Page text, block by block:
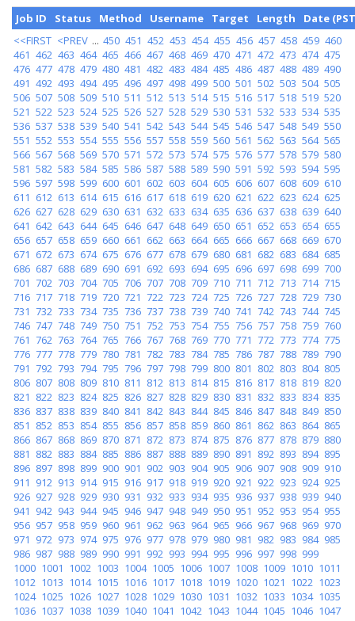
Job ID
Status Method Username Target Length
Date
<<FIRST <PREV ... 450 451 452 453 454 455 456 457 458 459 460
461 462 463 464 465 466 467 468 469 470 471 472 473 474 475
476 477 478 479 480 481 482 483 484 485 486 487 488 489 490
491 492 493 494 495 496 497 498 499 500 501 502 503 504 505
506 507 508 509 510 511 512 513 514 515 516 517 518 519 520
521 522 523 524 525 526 527 528 529 530 531 532 533 534 535
536 537 538 539 540 541 542 543 544 545 546 547 548 549 550
551 552 553 554 555 556 557 558 559 560 561 562 563 564 565
566 567 568 569 570 571 572 573 574 575 576 577 578 579 580
581 582 583 584 585 586 587 588 589 590 591 592 593 594 595
596 597 598 599 600 601 602 603 604 605 606 607 608 609 610
611 612 613 614 615 616 617 618 619 620 621 622 623 624 625
626 627 628 629 630 631 632 633 634 635 636 637 638 639 640
641 642 643 644 645 646 647 648 649 650 651 652 653 654 655
656 657 658 659 660 661 662 663 664 665 666 667 668 669 670
671 672 673 674 675 676 677 678 679 680 681 682 683 684 685
686 687 688 689 690 691 692 693 694 695 696 697 698 699 700
701 702 703 704 705 706 707 708 709 710 711 712 713 714 715
716 717 718 719 720 721 722 723 724 725 726 727 728 729 730
731 732 733 734 735 736 737 738 739 740 741 742 743 744 745
746 747 748 749 750 751 752 753 754 755 756 757 758 759 760
761 762 763 764 765 766 767 768 769 770 771 772 773 774 775
776 777 778 779 780 781 782 783 784 785 786 787 788 789 790
791 792 793 794 795 796 797 798 799 800 801 802 803 804 805
806 807 808 809 810 811 812 813 814 815 816 817 818 819 820
821 822 823 824 825 826 827 828 829 830 831 832 833 834 835
836 837 838 839 840 841 842 843 844 845 846 847 848 849 850
851 852 853 854 855 856 857 858 859 860 861 862 863 864 865
866 867 868 869 870 871 872 873 874 875 876 877 878 879 880
881 882 883 884 885 886 887 888 889 890 891 892 893 894 895
896 897 898 899 900 901 902 903 904 905 906 907 908 909 910
911 912 913 914 915 916 917 918 919 920 921 922 923 924 925
926 927 928 929 930 931 932 933 934 935 936 937 938 939 940
941 942 943 944 945 946 947 948 949 950 951 952 953 954 955
956 957 958 959 960 961 962 963 964 965 966 967 968 969 970
971 972 973 974 975 976 977 978 979 980 981 982 983 984 985
986 987 988 989 990 991 992 993 994 995 996 997 998 999
1000 1001 1002 1003 1004 1005 1006 1007 1008 1009 1010 1011
1012 1013 1014 1015 1016 1017 1018 1019 1020 1021 1022 1023
1024 1025 1026 1027 1028 1029 1030 1031 1032 1033 1034 1035
1036 1037 1038 1039 1040 1041 1042 1043 1044 1045 1046 1047